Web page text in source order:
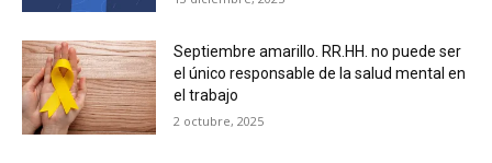
Septiembre amarillo. RR.HH. no puede ser
el único responsable de la salud mental en
el trabajo
2 octubre, 2025